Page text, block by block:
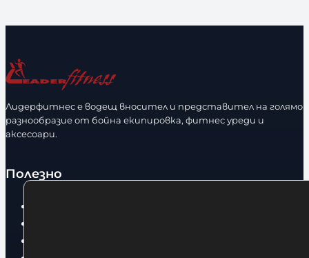
Лидерфитнес е водещ вносител и представител на голямо
разнообразие от бойна екипировка, фитнес уреди и
аксесоари.
Полезно